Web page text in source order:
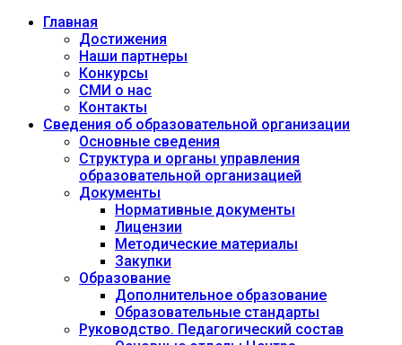
Главная
Достижения
Наши партнеры
Конкурсы
СМИ о нас
Контакты
Сведения об образовательной организации
Основные сведения
Структура и органы управления
образовательной организацией
Документы
Нормативные документы
Лицензии
Методические материалы
Закупки
Образование
Дополнительное образование
Образовательные стандарты
Руководство. Педагогический состав